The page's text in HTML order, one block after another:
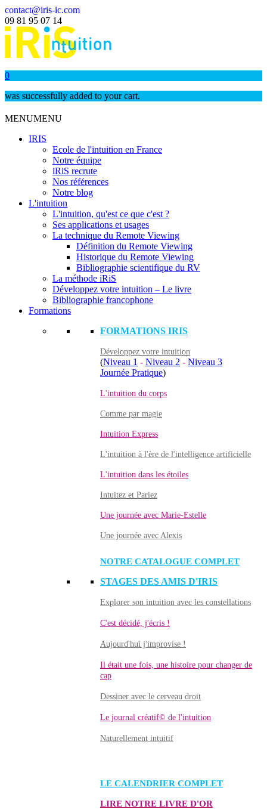
contact@iris-ic.com
09 81 95 07 14
0
was successfully added to your cart.
MENUMENU
IRIS
Ecole de l'intuition en France
Notre équipe
iRiS recrute
Nos références
Notre blog
L'intuition
L'intuition, qu'est ce que c'est ?
Ses applications et usages
La technique du Remote Viewing
Définition du Remote Viewing
Historique du Remote Viewing
Bibliographie scientifique du RV
La méthode iRiS
Développez votre intuition – Le livre
Bibliographie francophone
Formations
FORMATIONS IRIS
Développez votre intuition
(Niveau 1 - Niveau 2 - Niveau 3
Journée Pratique)
L'intuition du corps
Comme par magie
Intuition Express
L'intuition à l'ère de l'intelligence artificielle
L'intuition dans les étoiles
Intuitez et Pariez
Une journée avec Marie-Estelle
Une journée avec Alexis
NOTRE CATALOGUE COMPLET
STAGES DES AMIS D'IRIS
Explorer son intuition avec les constellations
C'est décidé, j'écris !
Aujourd'hui j'improvise !
Il était une fois, une histoire pour changer de
cap
Dessiner avec le cerveau droit
Le journal créatif© de l'intuition
Naturellement intuitif
LE CALENDRIER COMPLET
LIRE NOTRE LIVRE D'OR